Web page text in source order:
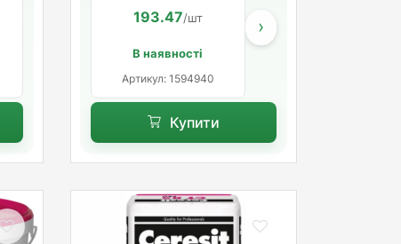
193.47/шт
В наявності
Артикул: 1594940
›
Купити